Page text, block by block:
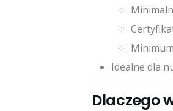
Idealne dla
Dlaczego